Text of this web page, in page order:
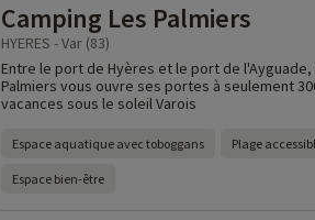
Camping Les Palmiers
HYERES - Var (83)
Entre le port de Hyères et le port de l'Ayguade,
Palmiers vous ouvre ses portes à seulement
vacances sous le soleil Varois
Espace aquatique avec toboggans Plage
Espace bien-être